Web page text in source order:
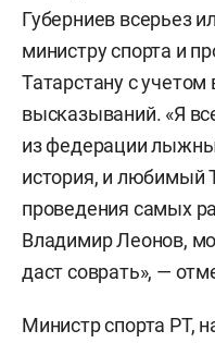
Губерниев всерьез
министру спорта и
Татарстану с
высказываний. «Я
из федерации
история, и любимый
проведения самых
Владимир Леонов,
даст соврать», —
Министр спорта РТ,